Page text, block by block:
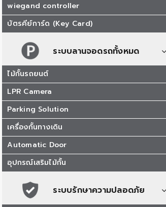
wiegand controller
บัตรคีย์การ์ด (Key Card)
ระบบลานจอดรถทั้งหมด
ไม้กั้นรถยนต์
LPR Camera
Parking Solution
เครื่องกั้นทางเดิน
Automatic Door
อุปกรณ์เสริมไม้กั้น
ระบบรักษาความปลอดภัย